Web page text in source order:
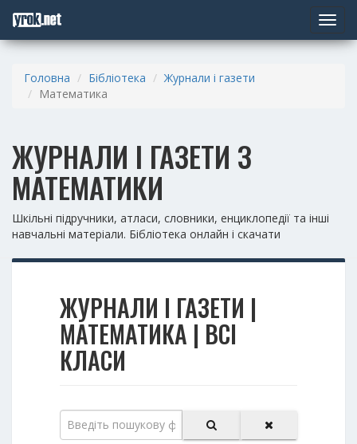
Toggle
Головна Бібліотека
Журнали і газети
Математика
ЖУРНАЛИ І ГАЗЕТИ З
МАТЕМАТИКИ
Шкільні підручники, атласи, словники, енциклопедії та інші
навчальні матеріали. Бібліотека онлайн і скачати
ЖУРНАЛИ І ГАЗЕТИ |
МАТЕМАТИКА | ВСІ
КЛАСИ